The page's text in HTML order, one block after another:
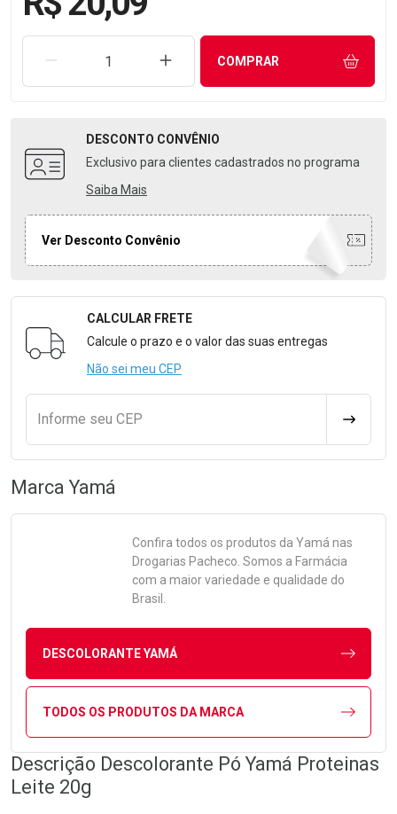
REMOVER UMA UNIDADEAUMENTAR UMA UNIDADE
COMPRAR
DESCONTO CONVÊNIO
Exclusivo para clientes cadastrados no programa
Saiba Mais
Ver Desconto Convênio
Formulário para Calcular o Frete
CALCULAR FRETE
Calcule o prazo e o valor das suas entregas
Não sei meu CEP
Informe seu CEP
Marca Yamá
Confira todos os produtos da Yamá nas
Drogarias Pacheco. Somos a Farmácia
com a maior variedade e qualidade do
Brasil.
DESCOLORANTE YAMÁ
TODOS OS PRODUTOS DA MARCA
Descrição Descolorante Pó Yamá Proteinas
Leite 20g